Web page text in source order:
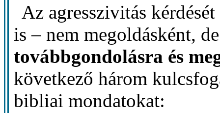
Az agresszivitás
is – nem megoldásként,
továbbgondolásra és
következő három
bibliai mondatokat: